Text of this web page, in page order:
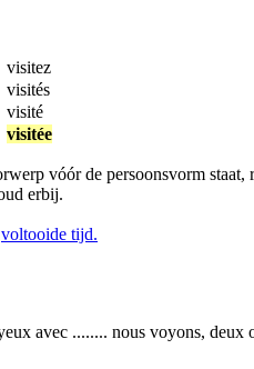
visitez
visités
visité
visitée
vóór de persoonsvorm
erbij.
voltooide tijd.
avec ........ nous voyons, deux